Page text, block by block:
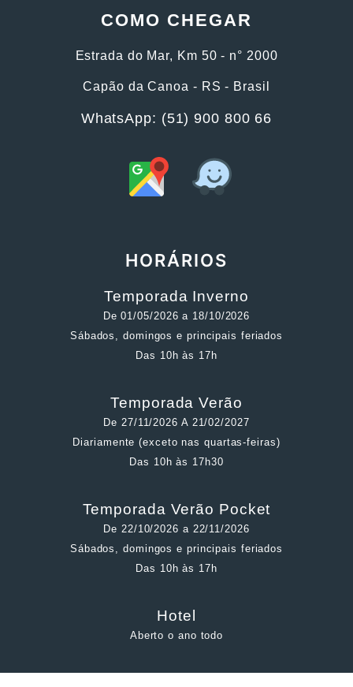
COMO CHEGAR
Estrada do Mar, Km 50 - n° 2000
Capão da Canoa - RS - Brasil
WhatsApp: (51) 900 800 66
HORÁRIOS
Temporada Inverno
De 01/05/2026 a 18/10/2026
Sábados, domingos e principais feriados
Das 10h às 17h
Temporada Verão
De 27/11/2026 A 21/02/2027
Diariamente (exceto nas quartas-feiras)
Das 10h às 17h30
Temporada Verão Pocket
De 22/10/2026 a 22/11/2026
Sábados, domingos e principais feriados
Das 10h às 17h
Hotel
Aberto o ano todo